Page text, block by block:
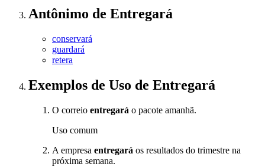
Antônimo de Entregará
conservará
guardará
retera
Exemplos de Uso de Entregará
O correio entregará o pacote amanhã.
Uso comum
A empresa entregará os resultados do trimestre na
próxima semana.